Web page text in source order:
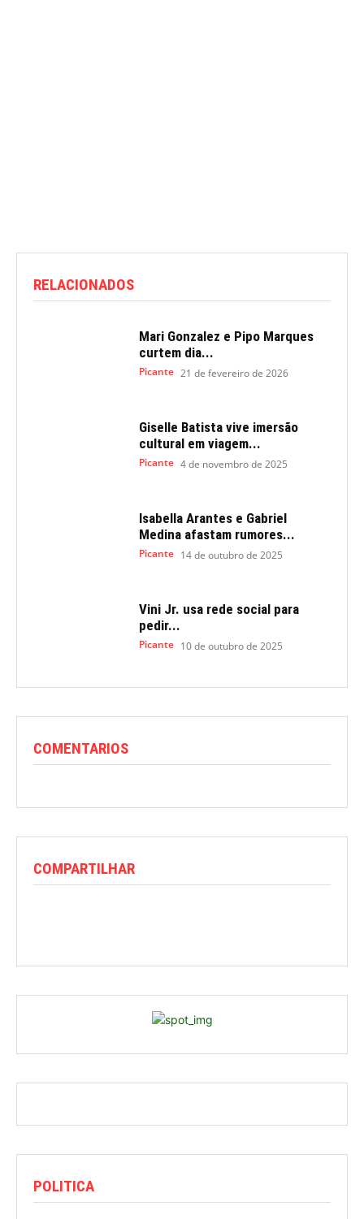
RELACIONADOS
Mari Gonzalez e Pipo Marques
curtem dia...
Picante 21 de fevereiro de 2026
Giselle Batista vive imersão
cultural em viagem...
Picante 4 de novembro de 2025
Isabella Arantes e Gabriel
Medina afastam rumores...
Picante 14 de outubro de 2025
Vini Jr. usa rede social para
pedir...
Picante 10 de outubro de 2025
COMENTARIOS
COMPARTILHAR
POLITICA